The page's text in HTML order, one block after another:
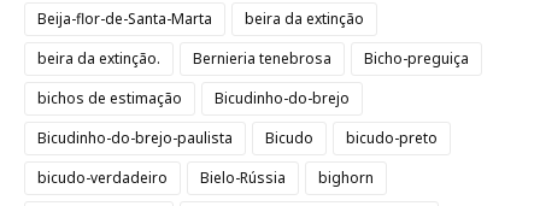
Beija-flor-de-Santa-Marta
beira da extinção
beira da extinção.
Bernieria tenebrosa
Bicho-preguiça
bichos de estimação
Bicudinho-do-brejo
Bicudinho-do-brejo-paulista
Bicudo
bicudo-preto
bicudo-verdadeiro
Bielo-Rússia
bighorn